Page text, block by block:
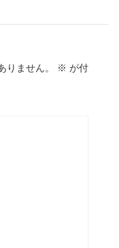
りません。 ※ が付